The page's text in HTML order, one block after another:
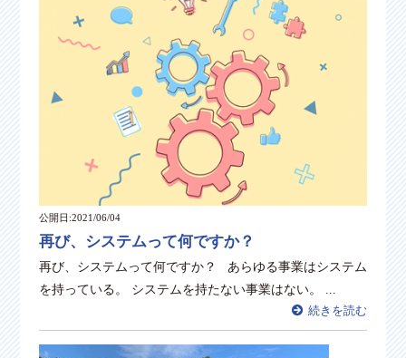
公開日:2021/06/04
再び、システムって何ですか？
再び、システムって何ですか？ あらゆる事業はシステム
を持っている。 システムを持たない事業はない。 ...
続きを読む